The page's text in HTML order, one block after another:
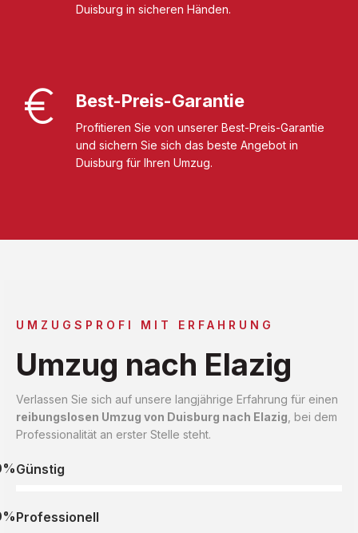
Duisburg in sicheren Händen.
Best-Preis-Garantie
Profitieren Sie von unserer Best-Preis-Garantie
und sichern Sie sich das beste Angebot in
Duisburg für Ihren Umzug.
UMZUGSPROFI MIT ERFAHRUNG
Umzug nach Elazig
Verlassen Sie sich auf unsere langjährige Erfahrung für einen
reibungslosen Umzug von Duisburg nach Elazig , bei dem
Professionalität an erster Stelle steht.
Günstig
Professionell